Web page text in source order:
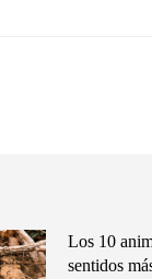
Los 10
sentidos